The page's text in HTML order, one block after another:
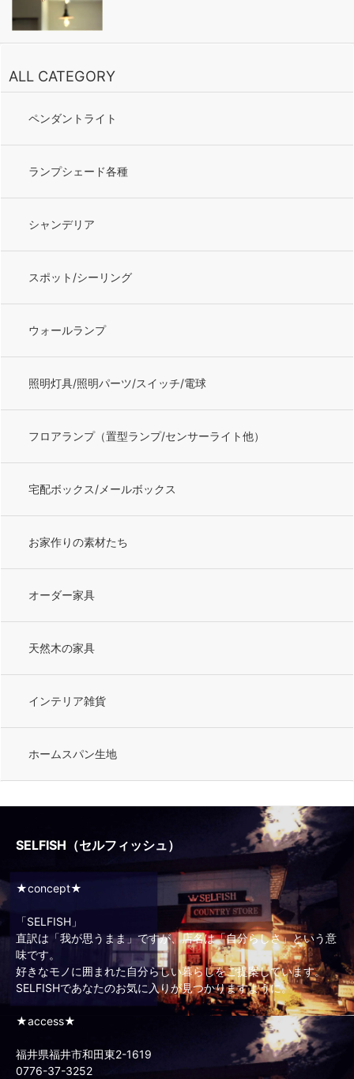
ALL CATEGORY
ペンダントライト
ランプシェード各種
シャンデリア
スポット/シーリング
ウォールランプ
照明灯具/照明パーツ/スイッチ/電球
フロアランプ（置型ランプ/センサーライト他）
宅配ボックス/メールボックス
お家作りの素材たち
オーダー家具
天然木の家具
インテリア雑貨
ホームスパン生地
SELFISH（セルフィッシュ）
★concept★
「SELFISH」
直訳は「我が思うまま」ですが、店名は「自分らしさ」という意
味です。
好きなモノに囲まれた自分らしい暮らしをご提案しています。
SELFISHであなたのお気に入りが見つかりますように。
★access★
福井県福井市和田東2-1619
0776-37-3252